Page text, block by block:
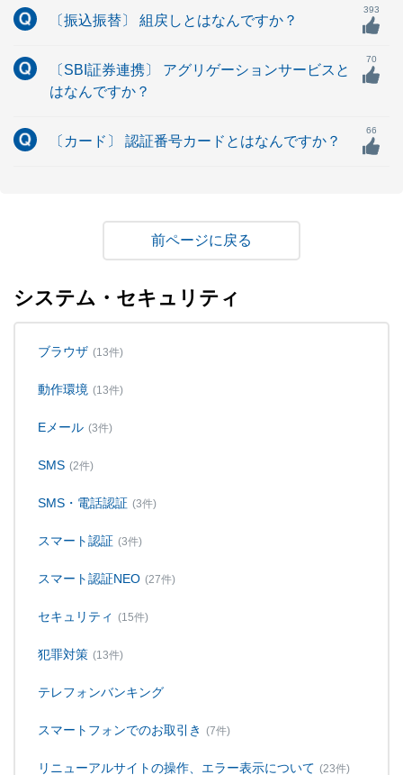
〔振込振替〕 組戻しとはなんですか？
393
〔SBI証券連携〕 アグリゲーションサービスと
はなんですか？
70
〔カード〕 認証番号カードとはなんですか？
66
戻る
システム・セキュリティ
ブラウザ (13件)
動作環境 (13件)
Eメール (3件)
SMS (2件)
SMS・電話認証 (3件)
スマート認証 (3件)
スマート認証NEO (27件)
セキュリティ (15件)
犯罪対策 (13件)
テレフォンバンキング
スマートフォンでのお取引き (7件)
リニューアルサイトの操作、エラー表示について (23件)